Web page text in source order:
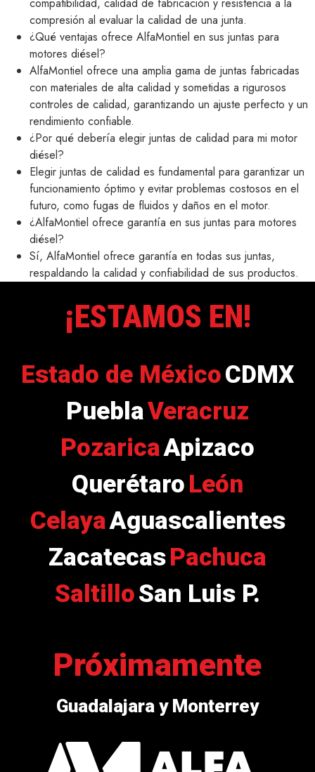
compresión al evaluar la calidad de una junta.
¿Qué ventajas ofrece AlfaMontiel en sus juntas para
motores diésel?
AlfaMontiel ofrece una amplia gama de juntas fabricadas
con materiales de alta calidad y sometidas a rigurosos
controles de calidad, garantizando un ajuste perfecto y un
rendimiento confiable.
¿Por qué debería elegir juntas de calidad para mi motor
diésel?
Elegir juntas de calidad es fundamental para garantizar un
funcionamiento óptimo y evitar problemas costosos en el
futuro, como fugas de fluidos y daños en el motor.
¿AlfaMontiel ofrece garantía en sus juntas para motores
diésel?
Sí, AlfaMontiel ofrece garantía en todas sus juntas,
respaldando la calidad y confiabilidad de sus productos.
¡ESTAMOS EN!
Estado de MéxicoCDMX
PueblaVeracruz
PozaricaApizaco
QuerétaroLeón
CelayaAguascalientes
ZacatecasPachuca
SaltilloSan Luis P.
Próximamente
Guadalajara y Monterrey